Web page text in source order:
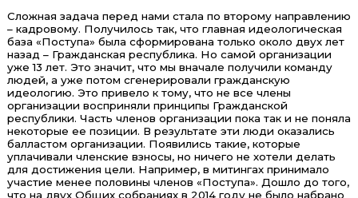
Сложная задача перед нами стала по второму направлению
– кадровому. Получилось так, что главная идеологическая
база «Поступа» была сформирована только около двух лет
назад – Гражданская республика. Но самой организации
уже 13 лет. Это значит, что мы вначале получили команду
людей, а уже потом сгенерировали гражданскую
идеологию. Это привело к тому, что не все члены
организации восприняли принципы Гражданской
республики. Часть членов организации пока так и не поняла
некоторые ее позиции. В результате эти люди оказались
балластом организации. Появились такие, которые
уплачивали членские взносы, но ничего не хотели делать
для достижения цели. Например, в митингах принимало
участие менее половины членов «Поступа». Дошло до того,
что на двух Общих собраниях в 2014 году не было набрано